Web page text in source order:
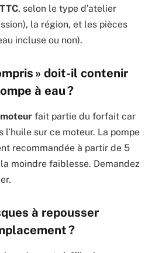
, selon le type d’atelier
la région, et les pièces
incluse ou non).
» doit-il contenir
à eau ?
fait partie du forfait car
sur ce moteur. La pompe
recommandée à partir de 5
moindre faiblesse. Demandez
à repousser
?